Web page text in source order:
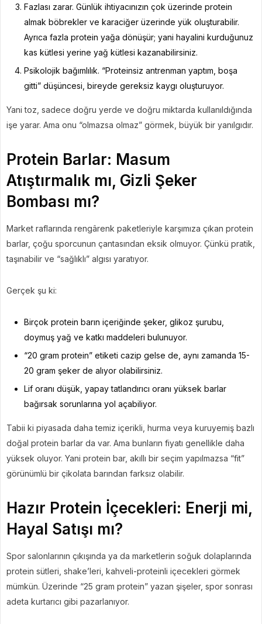
Fazlası zarar. Günlük ihtiyacınızın çok üzerinde protein
almak böbrekler ve karaciğer üzerinde yük oluşturabilir.
Ayrıca fazla protein yağa dönüşür; yani hayalini kurduğunuz
kas kütlesi yerine yağ kütlesi kazanabilirsiniz.
Psikolojik bağımlılık. “Proteinsiz antrenman yaptım, boşa
gitti” düşüncesi, bireyde gereksiz kaygı oluşturuyor.
Yani toz, sadece doğru yerde ve doğru miktarda kullanıldığında
işe yarar. Ama onu “olmazsa olmaz” görmek, büyük bir yanılgıdır.
Protein Barlar: Masum
Atıştırmalık mı, Gizli Şeker
Bombası mı?
Market raflarında rengârenk paketleriyle karşımıza çıkan protein
barlar, çoğu sporcunun çantasından eksik olmuyor. Çünkü pratik,
taşınabilir ve “sağlıklı” algısı yaratıyor.
Gerçek şu ki:
Birçok protein barın içeriğinde şeker, glikoz şurubu,
doymuş yağ ve katkı maddeleri bulunuyor.
“20 gram protein” etiketi cazip gelse de, aynı zamanda 15-
20 gram şeker de alıyor olabilirsiniz.
Lif oranı düşük, yapay tatlandırıcı oranı yüksek barlar
bağırsak sorunlarına yol açabiliyor.
Tabii ki piyasada daha temiz içerikli, hurma veya kuruyemiş bazlı
doğal protein barlar da var. Ama bunların fiyatı genellikle daha
yüksek oluyor. Yani protein bar, akıllı bir seçim yapılmazsa “fit”
görünümlü bir çikolata barından farksız olabilir.
Hazır Protein İçecekleri: Enerji mi,
Hayal Satışı mı?
Spor salonlarının çıkışında ya da marketlerin soğuk dolaplarında
protein sütleri, shake’leri, kahveli-proteinli içecekleri görmek
mümkün. Üzerinde “25 gram protein” yazan şişeler, spor sonrası
adeta kurtarıcı gibi pazarlanıyor.